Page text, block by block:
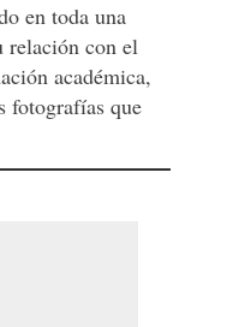
en toda una
relación con el
académica,
fotografías que